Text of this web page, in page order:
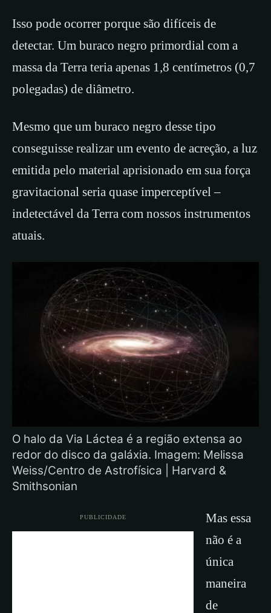
Isso pode ocorrer porque são difíceis de
detectar. Um buraco negro primordial com a
massa da Terra teria apenas 1,8 centímetros (0,7
polegadas) de diâmetro.
Mesmo que um buraco negro desse tipo
conseguisse realizar um evento de acreção, a luz
emitida pelo material aprisionado em sua força
gravitacional seria quase imperceptível –
indetectável da Terra com nossos instrumentos
atuais.
O halo da Via Láctea é a região extensa ao
redor do disco da galáxia. Imagem: Melissa
Weiss/Centro de Astrofísica | Harvard &
Smithsonian
PUBLICIDADE
Mas essa
não é a
única
maneira
de